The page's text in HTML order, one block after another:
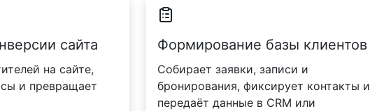
сайта
на сайте,
и превращает
Формирование базы клиентов
Собирает заявки, записи и
бронирования, фиксирует контакты и
передаёт данные в CRM или